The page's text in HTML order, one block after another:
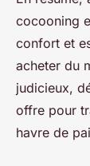
cocooning
confort et
acheter du
judicieux,
offre pour
havre de